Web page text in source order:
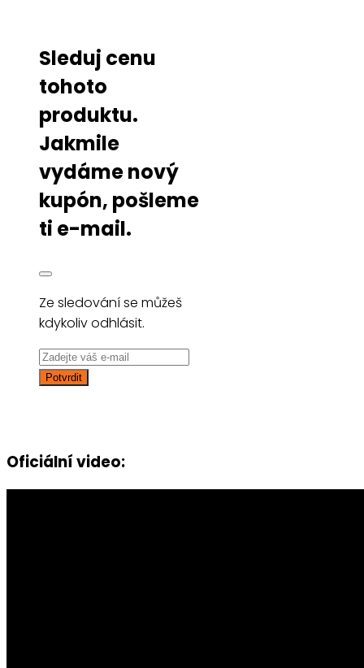
Sleduj cenu
tohoto
produktu.
Jakmile
vydáme nový
kupón, pošleme
ti e-mail.
Ze sledování se můžeš
kdykoliv odhlásit.
Oficiální video: